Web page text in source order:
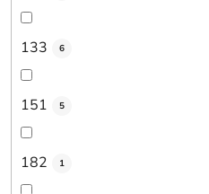
133 6
151 5
182 1